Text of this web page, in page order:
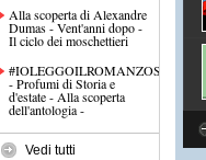
Alla scoperta di Alexandre
Dumas - Vent'anni dopo -
Il ciclo dei moschettieri
#IOLEGGOILROMANZOSTORICO
- Profumi di Storia e
d'estate - Alla scoperta
dell'antologia -
Vedi tutti